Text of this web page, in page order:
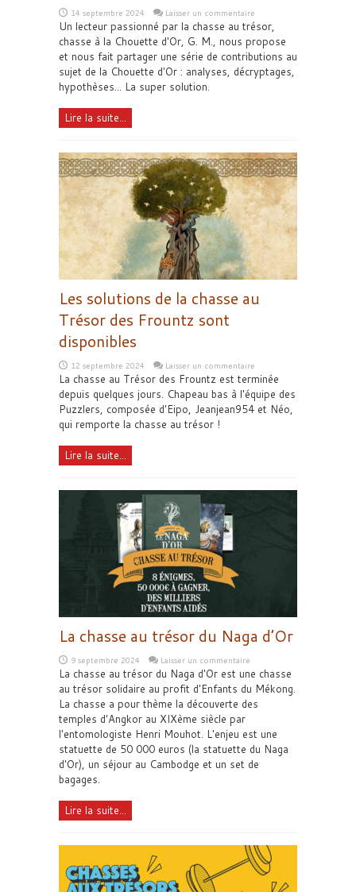
14 septembre 2024 Laisser un commentaire
Un lecteur passionné par la chasse au trésor,
chasse à la Chouette d'Or, G. M., nous propose
et nous fait partager une série de contributions au
sujet de la Chouette d'Or : analyses, décryptages,
hypothèses... La super solution.
Lire la suite...
Les solutions de la chasse au
Trésor des Frountz sont
disponibles
12 septembre 2024 Laisser un commentaire
La chasse au Trésor des Frountz est terminée
depuis quelques jours. Chapeau bas à l'équipe des
Puzzlers, composée d'Eipo, Jeanjean954 et Néo,
qui remporte la chasse au trésor !
Lire la suite...
La chasse au trésor du Naga d’Or
9 septembre 2024 Laisser un commentaire
La chasse au trésor du Naga d'Or est une chasse
au trésor solidaire au profit d'Enfants du Mékong.
La chasse a pour thème la découverte des
temples d'Angkor au XIXème siècle par
l'entomologiste Henri Mouhot. L'enjeu est une
statuette de 50 000 euros (la statuette du Naga
d'Or), un séjour au Cambodge et un set de
bagages.
Lire la suite...